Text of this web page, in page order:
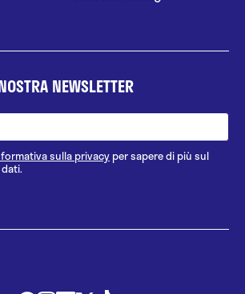
NEWSLETTER
sulla privacyper sapere di più sul